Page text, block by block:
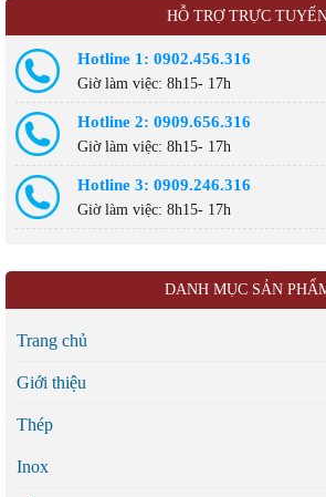
HỖ TRỢ TRỰC
Hotline 1: 0902.456.316
Giờ làm việc: 8h15- 17h
Hotline 2: 0909.656.316
Giờ làm việc: 8h15- 17h
Hotline 3: 0909.246.316
Giờ làm việc: 8h15- 17h
DANH MỤC SẢN
Trang chủ
Giới thiệu
Thép
Inox